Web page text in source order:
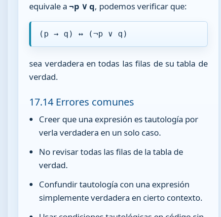
equivale a¬p ∨ q, podemos verificar que:
(p → q) ↔ (¬p ∨ q)
sea verdadera en todas las filas de su tabla de
verdad.
17.14 Errores comunes
Creer que una expresión es tautología por
verla verdadera en un solo caso.
No revisar todas las filas de la tabla de
verdad.
Confundir tautología con una expresión
simplemente verdadera en cierto contexto.